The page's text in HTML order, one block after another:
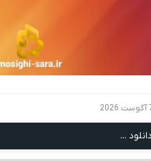
...